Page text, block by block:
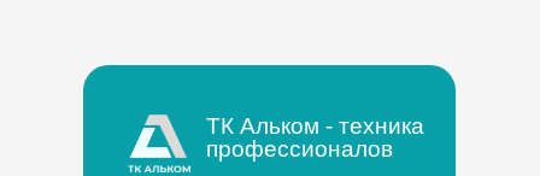
ТК Альком - техника
профессионалов